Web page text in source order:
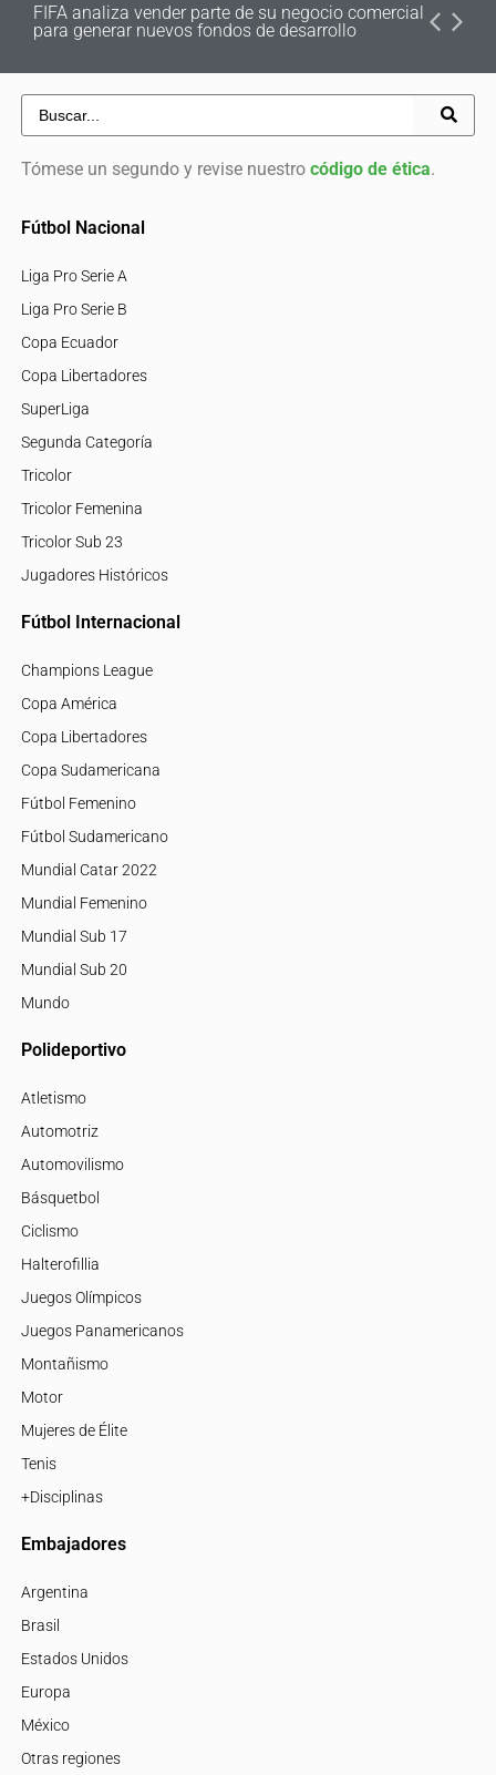
FIFA analiza vender parte de su negocio comercial
para generar nuevos fondos de desarrollo
Tómese un segundo y revise nuestro código de ética.
Fútbol Nacional
Liga Pro Serie A
Liga Pro Serie B
Copa Ecuador
Copa Libertadores
SuperLiga
Segunda Categoría
Tricolor
Tricolor Femenina
Tricolor Sub 23
Jugadores Históricos
Fútbol Internacional
Champions League
Copa América
Copa Libertadores
Copa Sudamericana
Fútbol Femenino
Fútbol Sudamericano
Mundial Catar 2022
Mundial Femenino
Mundial Sub 17
Mundial Sub 20
Mundo
Polideportivo
Atletismo
Automotriz
Automovilismo
Básquetbol
Ciclismo
Halterofillia
Juegos Olímpicos
Juegos Panamericanos
Montañismo
Motor
Mujeres de Élite
Tenis
+Disciplinas
Embajadores
Argentina
Brasil
Estados Unidos
Europa
México
Otras regiones